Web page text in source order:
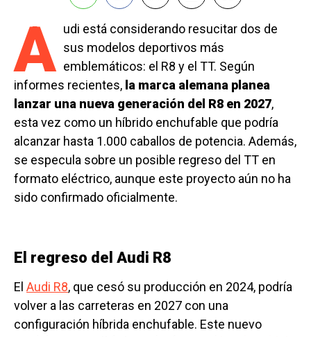
A udi está considerando resucitar dos de
sus modelos deportivos más
emblemáticos: el R8 y el TT. Según
informes recientes, la marca alemana planea
lanzar una nueva generación del R8 en 2027,
esta vez como un híbrido enchufable que podría
alcanzar hasta 1.000 caballos de potencia. Además,
se especula sobre un posible regreso del TT en
formato eléctrico, aunque este proyecto aún no ha
sido confirmado oficialmente.
El regreso del Audi R8
El Audi R8, que cesó su producción en 2024, podría
volver a las carreteras en 2027 con una
configuración híbrida enchufable. Este nuevo